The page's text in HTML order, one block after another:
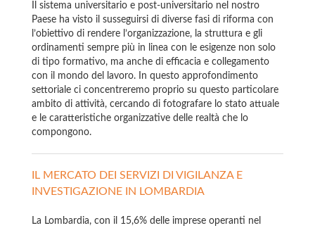
Il sistema universitario e post-universitario nel nostro
Paese ha visto il susseguirsi di diverse fasi di riforma con
l’obiettivo di rendere l’organizzazione, la struttura e gli
ordinamenti sempre più in linea con le esigenze non solo
di tipo formativo, ma anche di efficacia e collegamento
con il mondo del lavoro. In questo approfondimento
settoriale ci concentreremo proprio su questo particolare
ambito di attività, cercando di fotografare lo stato attuale
e le caratteristiche organizzative delle realtà che lo
compongono.
IL MERCATO DEI SERVIZI DI VIGILANZA E
INVESTIGAZIONE IN LOMBARDIA
La Lombardia, con il 15,6% delle imprese operanti nel